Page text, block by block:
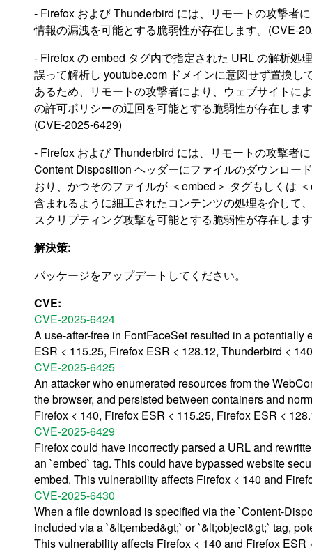
- Firefox および Thunderbird には、リモートの攻撃者
情報の漏洩を可能とする脆弱性が存在します。(CVE-
- Firefox の embed タグ内で指定された URL の解析処
誤って解析し youtube.com ドメインに意図せず置換し
あるため、リモートの攻撃者により、ウェブサイトに
の許可ポリシーの迂回を可能とする脆弱性が存在しま
(CVE-2025-6429)
- Firefox および Thunderbird には、リモートの攻撃者
Content Disposition ヘッダーにファイルのダウンロー
おり、かつそのファイルが ＜embed＞ タグもしくは
含まれるように細工されたコンテンツの処理を介して
スクリプティング攻撃を可能とする脆弱性が存在しま
解決策:
パッケージをアップデートしてください。
CVE:
CVE-2025-6424
A use-after-free in FontFaceSet resulted in a
ESR < 115.25, Firefox ESR < 128.12, Thunderbird <
CVE-2025-6425
An attacker who enumerated resources from the
the browser, and persisted between containers and
Firefox < 140, Firefox ESR < 115.25, Firefox ESR <
CVE-2025-6429
Firefox could have incorrectly parsed a URL and
an `embed` tag. This could have bypassed website
embed. This vulnerability affects Firefox < 140 and
CVE-2025-6430
When a file download is specified via the `Content-
included via a `&lt;embed&gt;` or `&lt;object&gt;` tag,
This vulnerability affects Firefox < 140 and Firefox ESR